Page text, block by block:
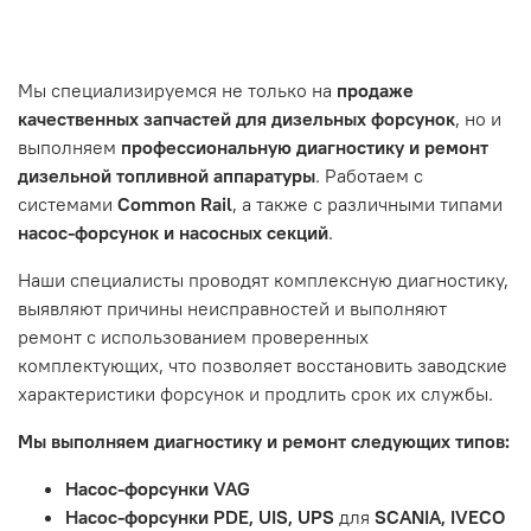
неисправности, вызванные нарушением правил
обслуживания или эксплуатации автомобиля. Если у вас
возникнут проблемы с отремонтированной системой,
мы обязательно разберемся в ситуации и предложим
решение. Однако если проблема вызвана одним из
перечисленных выше факторов, мы не сможем
Гарантия не распространяется на следующие случаи:
Истек гарантийный срок.
Товар является расходным материалом, который
тормозные колодки, диски сцепления, свечи зажигания
Неисправности вызваны ДТП, неправильной установкой
Мы специализируемся не только на продаже
качественных запчастей для дизельных форсунок, но и
выполняем профессиональную диагностику и ремонт
дизельной топливной аппаратуры. Работаем с
системами Common Rail, а также с различными типами
насос-форсунок и насосных секций.
Наши специалисты проводят комплексную диагностику,
выявляют причины неисправностей и выполняют
ремонт с использованием проверенных
комплектующих, что позволяет восстановить заводские
характеристики форсунок и продлить срок их службы.
Мы выполняем диагностику и ремонт следующих типов:
Насос-форсунки VAG
Насос-форсунки PDE, UIS, UPS для SCANIA, IVECO